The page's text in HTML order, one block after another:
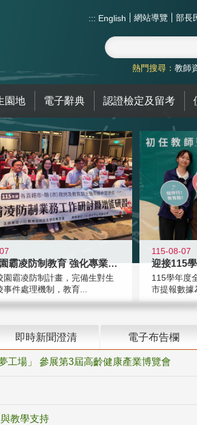
::: English 網站導覽 部長
熱門搜尋： 教師
園地 電子辭典 認證檢定及留考
落實校園霸凌防制教育 強化專業知能
園霸凌防制計畫，完備生對生
事件處理機制，教育...
115-08-07
115學年度
市提報數據
即時新聞澄清 電子布告欄
工場」 參展第3屆高齡健康產業博覽會
教學支持